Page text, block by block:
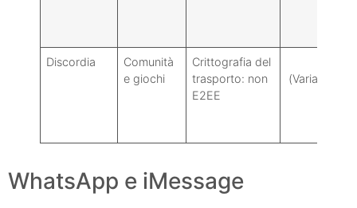
Discordia
Comunità
e giochi
Crittografia del
trasporto: non
E2EE
(Variazioni di
WhatsApp e iMessage